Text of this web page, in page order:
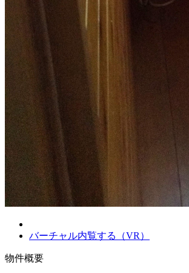
バーチャル内覧する（VR）
物件概要